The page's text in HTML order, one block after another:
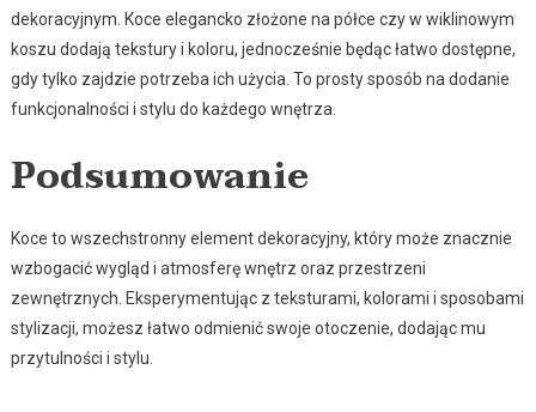
dekoracyjnym. Koce elegancko złożone na półce czy w wiklinowym
koszu dodają tekstury i koloru, jednocześnie będąc łatwo dostępne,
gdy tylko zajdzie potrzeba ich użycia. To prosty sposób na dodanie
funkcjonalności i stylu do każdego wnętrza.
Podsumowanie
Koce to wszechstronny element dekoracyjny, który może znacznie
wzbogacić wygląd i atmosferę wnętrz oraz przestrzeni
zewnętrznych. Eksperymentując z teksturami, kolorami i sposobami
stylizacji, możesz łatwo odmienić swoje otoczenie, dodając mu
przytulności i stylu.